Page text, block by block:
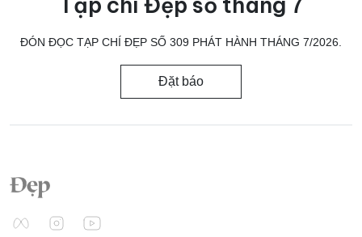
ĐÓN ĐỌC TẠP CHÍ ĐẸP SỐ 309 PHÁT HÀNH THÁNG 7/2026.
Đặt báo